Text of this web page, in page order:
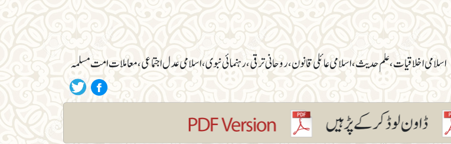
اسلامی اخلاقیات، علم حدیث، اسلامی عائلی قانون، روحانی ترقی، رہنمائی نبوی، اسلامی عدل اجتماعی، معاملات امت مسلمہ